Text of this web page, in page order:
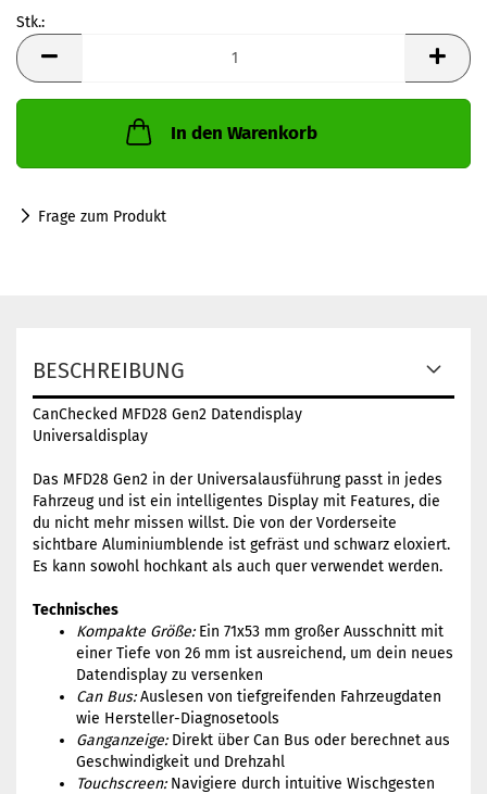
Stk.:
Stk.
In den Warenkorb
Frage zum Produkt
BESCHREIBUNG
CanChecked MFD28 Gen2 Datendisplay
Universaldisplay
Das MFD28 Gen2 in der Universalausführung passt in jedes
Fahrzeug und ist ein intelligentes Display mit Features, die
du nicht mehr missen willst. Die von der Vorderseite
sichtbare Aluminiumblende ist gefräst und schwarz eloxiert.
Es kann sowohl hochkant als auch quer verwendet werden.
Technisches
Kompakte Größe: Ein 71x53 mm großer Ausschnitt mit
einer Tiefe von 26 mm ist ausreichend, um dein neues
Datendisplay zu versenken
Can Bus:Auslesen von tiefgreifenden Fahrzeugdaten
wie Hersteller-Diagnosetools
Ganganzeige: Direkt über Can Bus oder berechnet aus
Geschwindigkeit und Drehzahl
Touchscreen: Navigiere durch intuitive Wischgesten